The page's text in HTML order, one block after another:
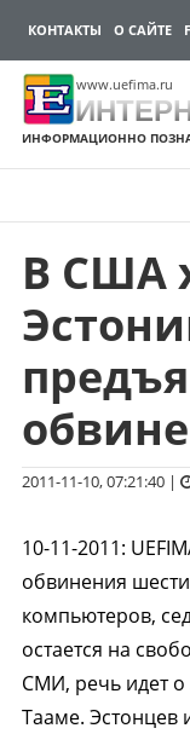
КОНТАКТЫ О САЙТЕ
www.uefima.ru
ИНФОРМАЦИОННО
Перейти
содержимому
В США
2011-11-10, 07:21:40|
10-11-2011:
обвинения
компьютеров,
остается на
СМИ, речь идет о
Тааме. Эстонцев